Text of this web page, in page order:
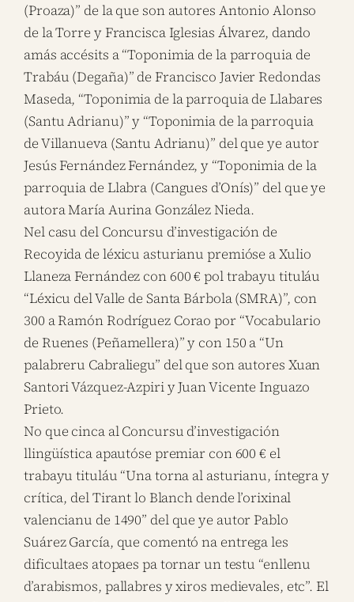
(Proaza)” de la que son autores Antonio Alonso
de la Torre y Francisca Iglesias Álvarez, dando
amás accésits a “Toponimia de la parroquia de
Trabáu (Degaña)” de Francisco Javier Redondas
Maseda, “Toponimia de la parroquia de Llabares
(Santu Adrianu)” y “Toponimia de la parroquia
de Villanueva (Santu Adrianu)” del que ye autor
Jesús Fernández Fernández, y “Toponimia de la
parroquia de Llabra (Cangues d’Onís)” del que ye
autora María Aurina González Nieda.
Nel casu del Concursu d’investigación de
Recoyida de léxicu asturianu premióse a Xulio
Llaneza Fernández con 600 € pol trabayu tituláu
“Léxicu del Valle de Santa Bárbola (SMRA)”, con
300 a Ramón Rodríguez Corao por “Vocabulario
de Ruenes (Peñamellera)” y con 150 a “Un
palabreru Cabraliegu” del que son autores Xuan
Santori Vázquez-Azpiri y Juan Vicente Inguazo
Prieto.
No que cinca al Concursu d’investigación
llingüística apautóse premiar con 600 € el
trabayu tituláu “Una torna al asturianu, íntegra y
crítica, del Tirant lo Blanch dende l’orixinal
valencianu de 1490” del que ye autor Pablo
Suárez García, que comentó na entrega les
dificultaes atopaes pa tornar un testu “enllenu
d’arabismos, pallabres y xiros medievales, etc”. El